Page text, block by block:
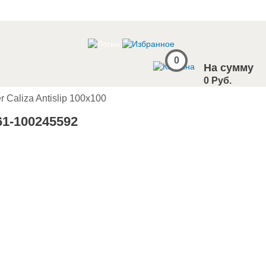
0
На сумму
0 Руб.
Caliza Antislip 100x100
100245592